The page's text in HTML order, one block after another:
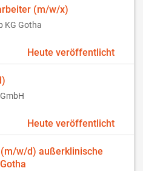
(m/w/x)
KG Gotha
Heute veröffentlicht
Heute veröffentlicht
w/d) außerklinische